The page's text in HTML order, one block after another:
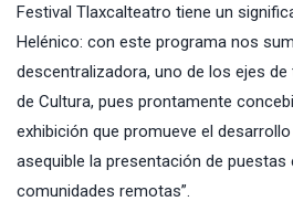
Festival Tlaxcalteatro tiene un
Helénico: con este programa nos
descentralizadora, uno de los ejes
de Cultura, pues prontamente
exhibición que promueve el
asequible la presentación de puestas
comunidades remotas”.